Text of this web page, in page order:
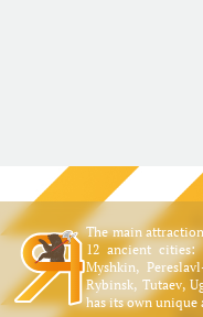
The main
12 ancient cities:
Myshkin,
Rybinsk, Tutaev,
has its own unique